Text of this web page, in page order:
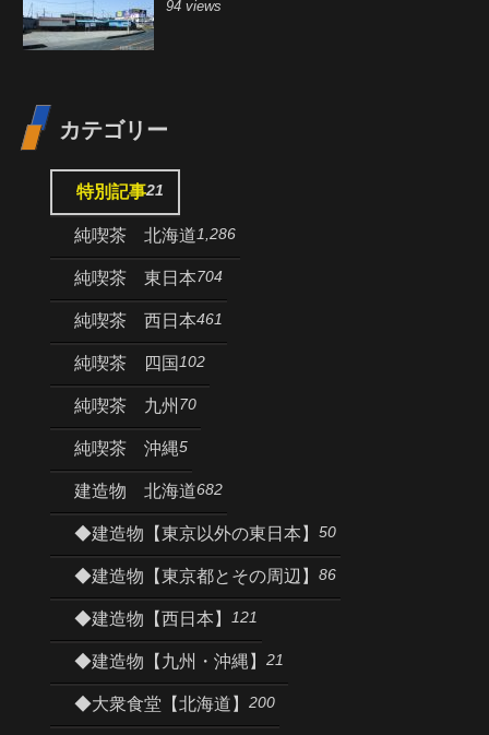
94 views
カテゴリー
特別記事21
純喫茶 北海道1,286
純喫茶 東日本704
純喫茶 西日本461
純喫茶 四国102
純喫茶 九州 70
純喫茶 沖縄5
建造物 北海道682
◆建造物【東京以外の東日本】 50
◆建造物【東京都とその周辺】 86
◆建造物【西日本】 121
◆建造物【九州・沖縄】 21
◆大衆食堂【北海道】 200